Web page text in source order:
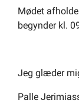
Mødet
begynder kl.
Jeg glæder
Palle